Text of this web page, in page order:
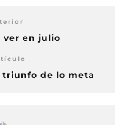
ver en julio
triunfo de lo meta